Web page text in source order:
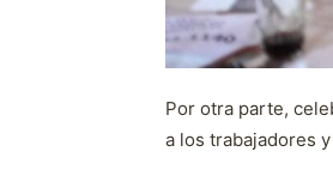
Por otra parte,
a los trabajadores